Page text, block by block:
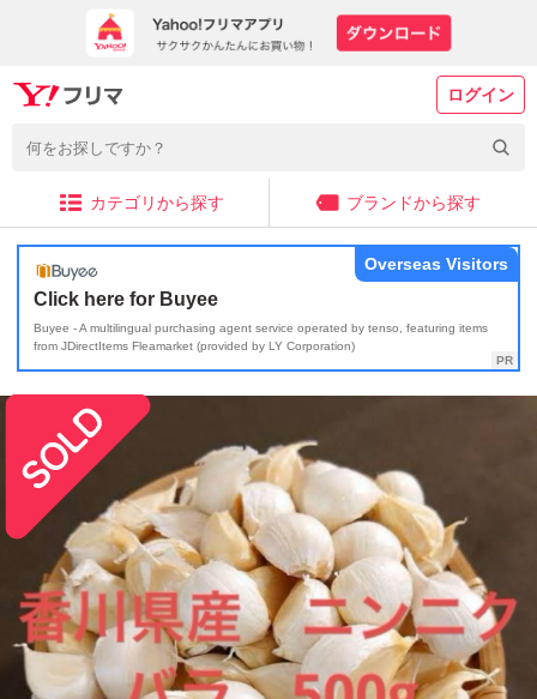
ログイン
カテゴリから探す ブランドから探す
Click here for Buyee
Buyee - A multilingual purchasing agent service operated by tenso, featuring items
from JDirectItems Fleamarket (provided by LY Corporation)
Overseas Visitors